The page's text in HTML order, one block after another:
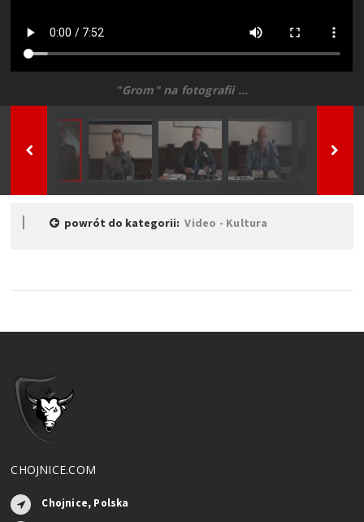
"Grom" na fotografii ...
powrót do kategorii:Video - Kultura
CHOJNICE.COM
Chojnice, Polska